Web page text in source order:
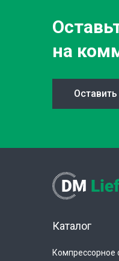
на
Каталог
Компрессорное